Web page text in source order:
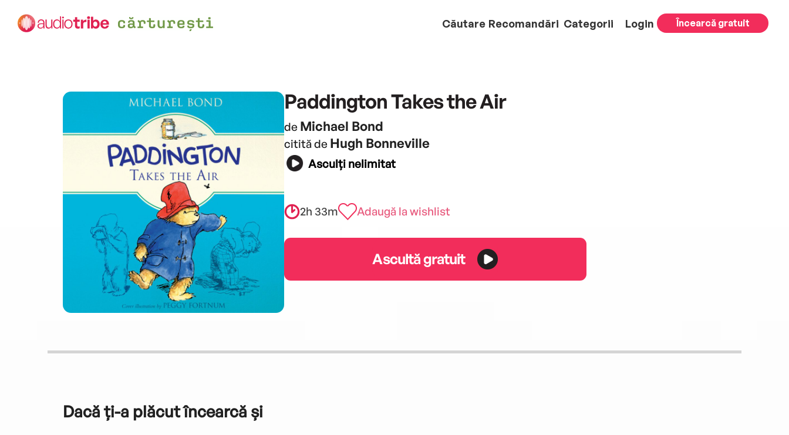
Căutare Recomandări Categorii Login Încearcă gratuit
Paddington Takes the Air
de Michael Bond
citită de Hugh Bonneville
Asculți nelimitat
2h 33m Adaugă la wishlist
Ascultă gratuit
Dacă ți-a plăcut încearcă și